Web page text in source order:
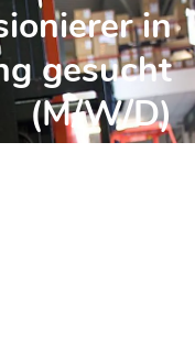
in
gesucht
(M/W/D)